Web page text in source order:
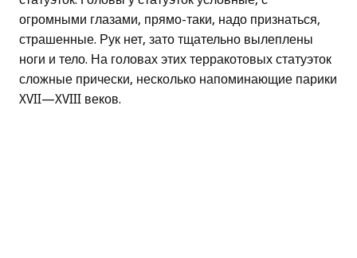
огромными глазами, прямо-таки, надо признаться,
страшенные. Рук нет, зато тщательно вылеплены
ноги и тело. На головах этих терракотовых статуэток
сложные прически, несколько напоминающие парики
XVII—XVIII веков.